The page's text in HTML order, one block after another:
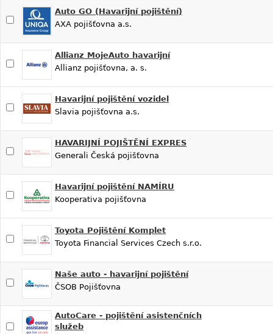
Auto GO (Havarijní pojištění)
AXA pojišťovna a.s.
Allianz MojeAuto havarijní
Allianz pojišťovna, a. s.
Havarijní pojištění vozidel
Slavia pojišťovna a.s.
HAVARIJNÍ POJIŠTĚNÍ EXPRES
Generali Česká pojišťovna
Havarijní pojištění NAMÍRU
Kooperativa pojišťovna
Toyota Pojištění Komplet
Toyota Financial Services Czech s.r.o.
Naše auto - havarijní pojištění
ČSOB Pojišťovna
AutoCare - pojištění asistenčních
služeb